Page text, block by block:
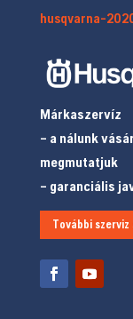
husqvarna-
Márkaszervíz
– a nálunk
megmutatjuk
– garanciális
További